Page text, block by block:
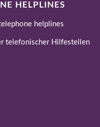
HELPLINES
helplines
telefonischer Hilfestellen